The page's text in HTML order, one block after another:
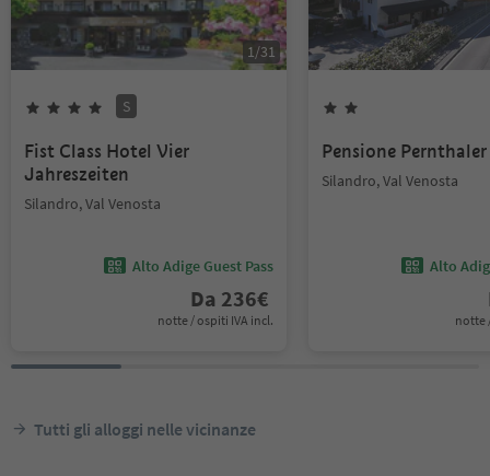
1/31
S
Fist Class Hotel Vier
Jahreszeiten
Silandro, Val Venosta
Alto Adige Guest Pass
Da 236€
notte / ospiti IVA incl.
Pensione Pernthaler
Silandro, Val Venosta
Alto
notte
Tutti gli alloggi nelle vicinanze